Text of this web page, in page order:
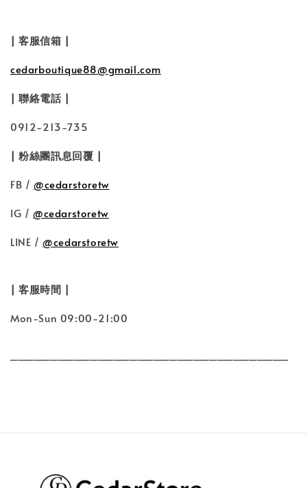
| 客服信箱 |
cedarboutique88@gmail.com
| 聯絡電話 |
0912-213-735
| 粉絲團訊息回覆 |
FB / @cedarstoretw
IG / @cedarstoretw
LINE /@cedarstoretw
| 客服時間 |
Mon-Sun 09:00-21:00